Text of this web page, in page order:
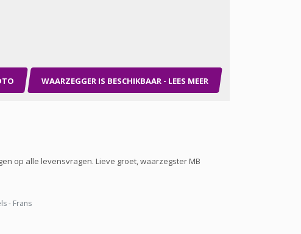
WAARZEGGER IS BESCHIKBAAR - LEES MEER
op alle levensvragen. Lieve groet, waarzegster MB
- Frans